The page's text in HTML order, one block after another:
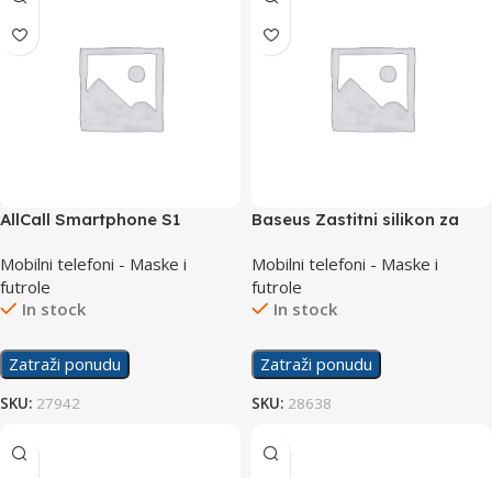
AllCall Smartphone S1
Mobilni telefoni - Maske i
futrole
In stock
Zatraži ponudu
SKU: 27942
Baseus Zastitni silikon za
Mobilni telefoni - Maske i
futrole
In stock
Zatraži ponudu
SKU: 28638